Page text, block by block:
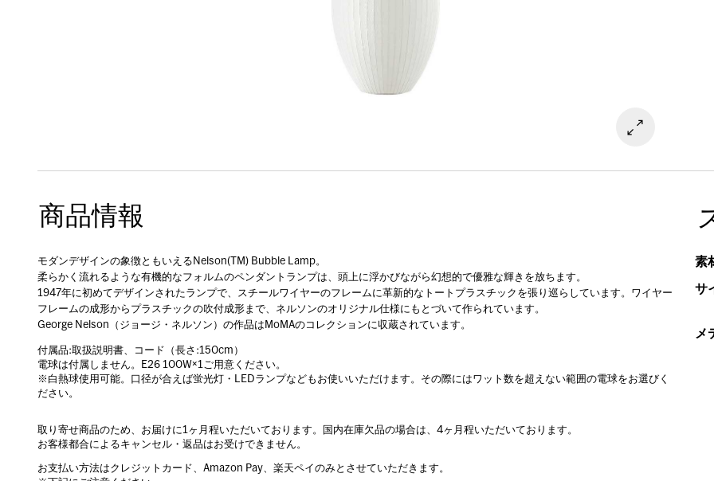
商品情報
モダンデザインの象徴ともいえるNelson(TM) Bubble Lamp。
柔らかく流れるような有機的なフォルムのペンダントランプは、頭上に浮かびながら幻想的で優雅な輝きを放ちます。
1947年に初めてデザインされたランプで、スチールワイヤーのフレームに革新的なトートプラスチックを張り巡らしています。ワイヤー
フレームの成形からプラスチックの吹付成形まで、ネルソンのオリジナル仕様にもとづいて作られています。
George Nelson（ジョージ・ネルソン）の作品はMoMAのコレクションに収蔵されています。
付属品:取扱説明書、コード（長さ:150cm）
電球は付属しません。E26 100W×1ご用意ください。
※白熱球使用可能。口径が合えば蛍光灯・LEDランプなどもお使いいただけます。その際にはワット数を超えない範囲の電球をお選びく
ださい。
取り寄せ商品のため、お届けに1ヶ月程いただいております。国内在庫欠品の場合は、4ヶ月程いただいております。
お客様都合によるキャンセル・返品はお受けできません。
お支払い方法はクレジットカード、Amazon Pay、楽天ペイのみとさせていただきます。
素
サ
メ